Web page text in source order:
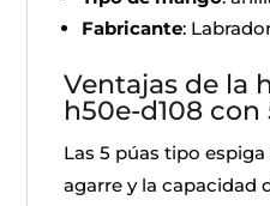
Fabricante:
Ventajas de la
h50e-d108 con
Las 5 púas tipo
agarre y la capacidad